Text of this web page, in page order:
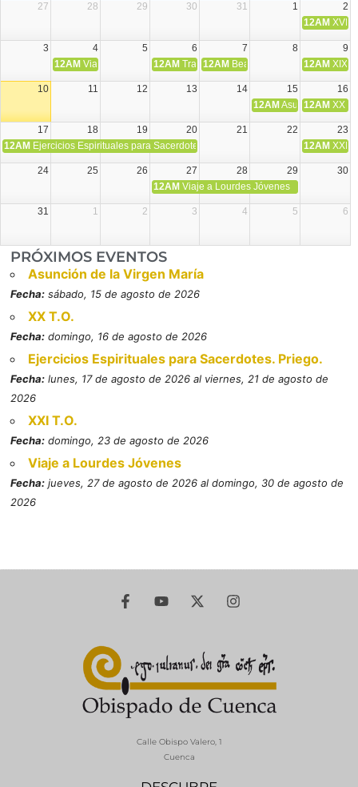
27
28 29 30 31 1
2
12AM XVIII
3 4 5 6 7 8
9
12AM Viaje Diocesano a Japón.
12AM Transfiguración del Señor
12AM Beatos Cruz Laplana,
12AM XIX
10 11 12 13 14 15
16
12AM Asunción de la
12AM XX
17 18 19 20 21 22
23
12AM Ejercicios Espirituales para Sacerdotes. Priego. 12AM XXI
24 25 26 27 28 29
30
12AM Viaje a Lourdes Jóvenes
31 1 2 3 4 5 6
PRÓXIMOS EVENTOS
Asunción de la Virgen María
Fecha: sábado, 15 de agosto de 2026
XX T.O.
Fecha: domingo, 16 de agosto de 2026
Ejercicios Espirituales para Sacerdotes. Priego.
Fecha: lunes, 17 de agosto de 2026 al viernes, 21 de agosto de
2026
XXI T.O.
Fecha: domingo, 23 de agosto de 2026
Viaje a Lourdes Jóvenes
Fecha: jueves, 27 de agosto de 2026 al domingo, 30 de agosto de
2026
Calle Obispo Valero, 1
Cuenca